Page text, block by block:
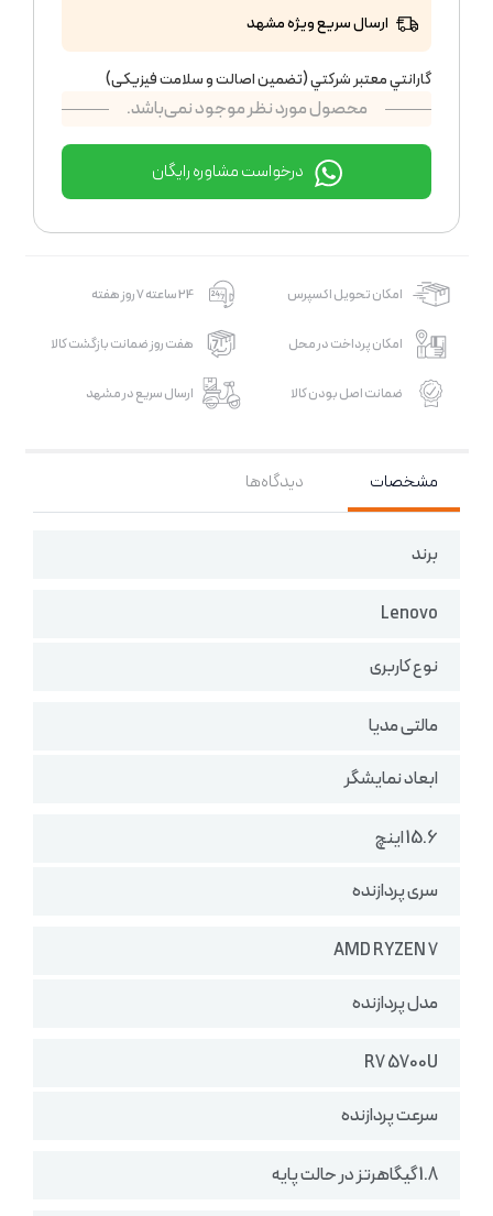
ارسال سریع ویژه مشهد
گارانتي معتبر شركتي (تضمين اصالت و سلامت فیزیکی)
محصول مورد نظر موجود نمی‌باشد.
درخواست مشاوره رایگان
امکان تحویل اکسپرس 24 ساعته 7 روز هفته
امکان پرداخت در محل هفت روز ضمانت بازگشت کالا
ضمانت اصل بودن کالا ارسال سریع در مشهد
مشخصات دیدگاه‌ها
برند
Lenovo
نوع کاربری
مالتی مدیا
ابعاد نمایشگر
15.6 اینچ
سری پردازنده
AMD RYZEN 7
مدل پردازنده
R7 5700U
سرعت پردازنده
1.8 گیگاهرتز در حالت پایه